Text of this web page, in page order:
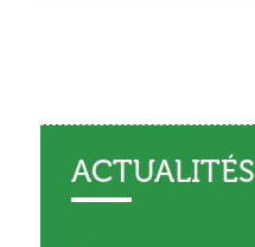
ACTUALITÉS